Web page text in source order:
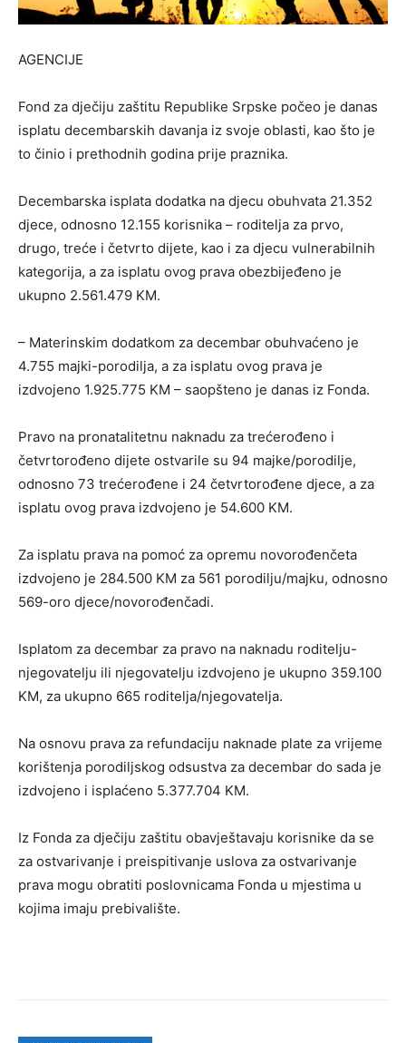
AGENCIJE
Fond za dječiju zaštitu Republike Srpske počeo je danas
isplatu decembarskih davanja iz svoje oblasti, kao što je
to činio i prethodnih godina prije praznika.
Decembarska isplata dodatka na djecu obuhvata 21.352
djece, odnosno 12.155 korisnika – roditelјa za prvo,
drugo, treće i četvrto dijete, kao i za djecu vulnerabilnih
kategorija, a za isplatu ovog prava obezbijeđeno je
ukupno 2.561.479 KM.
– Materinskim dodatkom za decembar obuhvaćeno je
4.755 majki-porodilјa, a za isplatu ovog prava je
izdvojeno 1.925.775 KM – saopšteno je danas iz Fonda.
Pravo na pronatalitetnu naknadu za trećerođeno i
četvrtorođeno dijete ostvarile su 94 majke/porodilјe,
odnosno 73 trećerođene i 24 četvrtorođene djece, a za
isplatu ovog prava izdvojeno je 54.600 KM.
Za isplatu prava na pomoć za opremu novorođenčeta
izdvojeno je 284.500 KM za 561 porodilјu/majku, odnosno
569-oro djece/novorođenčadi.
Isplatom za decembar za pravo na naknadu roditelјu-
njegovatelјu ili njegovatelјu izdvojeno je ukupno 359.100
KM, za ukupno 665 roditelјa/njegovatelјa.
Na osnovu prava za refundaciju naknade plate za vrijeme
korištenja porodilјskog odsustva za decembar do sada je
izdvojeno i isplaćeno 5.377.704 KM.
Iz Fonda za dječiju zaštitu obavještavaju korisnike da se
za ostvarivanje i preispitivanje uslova za ostvarivanje
prava mogu obratiti poslovnicama Fonda u mjestima u
kojima imaju prebivalište.